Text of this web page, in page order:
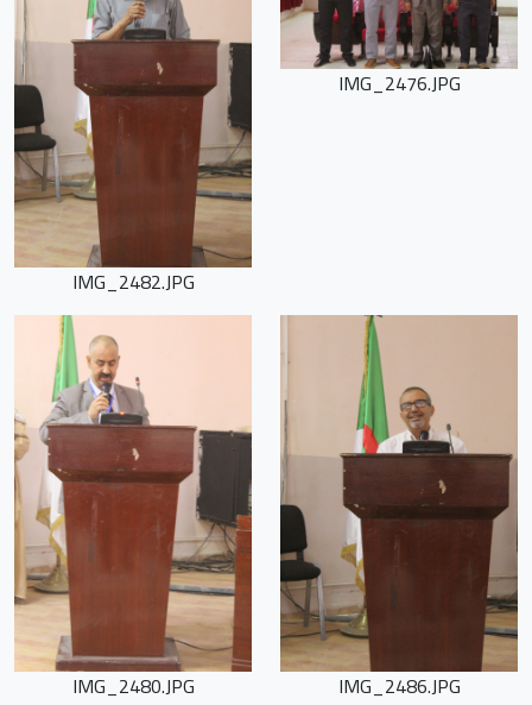
IMG_2476.JPG
IMG_2482.JPG
IMG_2486.JPG
IMG_2480.JPG